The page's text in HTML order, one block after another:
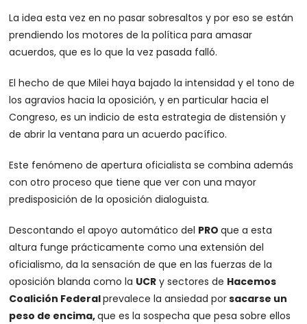
La idea esta vez en no pasar sobresaltos y por eso se están
prendiendo los motores de la política para amasar
acuerdos, que es lo que la vez pasada falló.
El hecho de que Milei haya bajado la intensidad y el tono de
los agravios hacia la oposición, y en particular hacia el
Congreso, es un indicio de esta estrategia de distensión y
de abrir la ventana para un acuerdo pacífico.
Este fenómeno de apertura oficialista se combina además
con otro proceso que tiene que ver con una mayor
predisposición de la oposición dialoguista.
Descontando el apoyo automático del PROque a esta
altura funge prácticamente como una extensión del
oficialismo, da la sensación de que en las fuerzas de la
oposición blanda como la UCR y sectores de Hacemos
Coalición Federalprevalece la ansiedad porsacarse un
peso de encima,que es la sospecha que pesa sobre ellos